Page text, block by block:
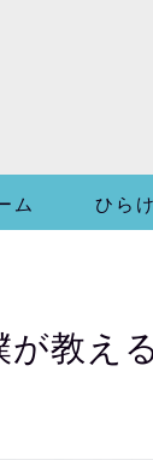
ム ひら
が教え